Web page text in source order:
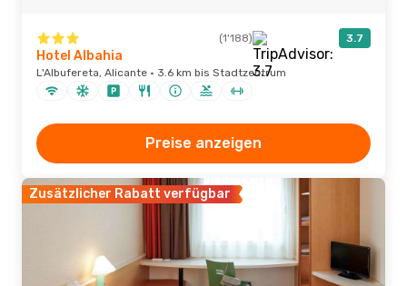
(1'188) 3.7
Hotel Albahia
L'Albufereta, Alicante · 3.6 km bis Stadtzentrum
Preise anzeigen
Zusätzlicher Rabatt verfügbar